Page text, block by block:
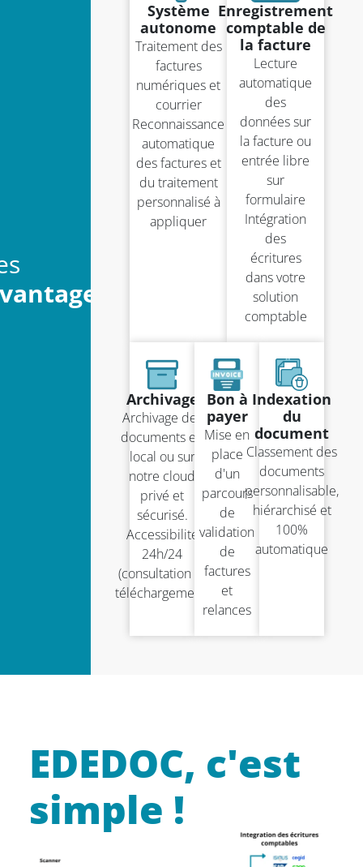
Système
autonome
Traitement des
factures
numériques et
courrier
Reconnaissance
automatique
des factures et
du traitement
personnalisé à
appliquer
Enregistrement
comptable de
la facture
Lecture
automatique
des
données sur
la facture ou
entrée libre
sur
formulaire
Intégration
des
écritures
dans votre
solution
comptable
Archivage
Archivage des
documents en
local ou sur
notre cloud
privé et
sécurisé.
Accessibilité
24h/24
(consultation et
téléchargement)
Bon à
payer
Mise en
place
d'un
parcours
de
validation
de
factures
et
relances
Indexation
du
document
Classement des
documents
personnalisable,
hiérarchisé et
100%
automatique
EDEDOC, c'est
simple !